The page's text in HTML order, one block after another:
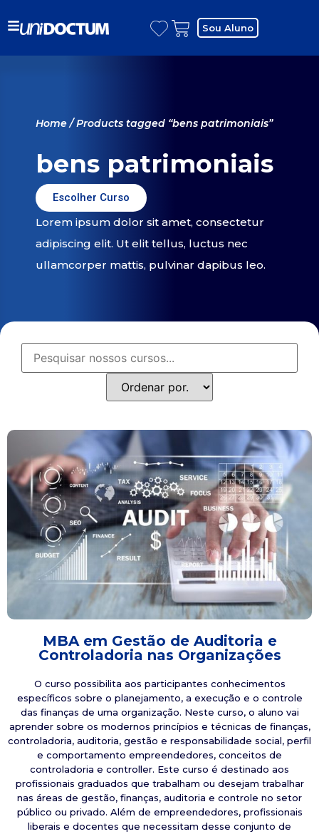
Sou Aluno
Home/ Products tagged “bens patrimoniais”
bens patrimoniais
Escolher Curso
Lorem ipsum dolor sit amet, consectetur
adipiscing elit. Ut elit tellus, luctus nec
ullamcorper mattis, pulvinar dapibus leo.
MBA em Gestão de Auditoria e
Controladoria nas Organizações
O curso possibilita aos participantes conhecimentos
específicos sobre o planejamento, a execução e o controle
das finanças de uma organização. Neste curso, o aluno vai
aprender sobre os modernos princípios e técnicas de finanças,
controladoria, auditoria, gestão e responsabilidade social, perfil
e comportamento empreendedores, conceitos de
controladoria e controller. Este curso é destinado aos
profissionais graduados que trabalham ou desejam trabalhar
nas áreas de gestão, finanças, auditoria e controle no setor
público ou privado. Além de empreendedores, profissionais
liberais e docentes que necessitam desse conjunto de